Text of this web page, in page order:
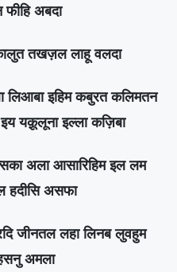
फीहि अबदा
तखज़ल लाहू वलदा
लिआबा इहिम कबुरत कलिमतन
यक़ूलूना इल्ला कज़िबा
अला आसारिहिम इल लम
हदीसि असफा
जीनतल लहा लिनब लुवहुम
अमला